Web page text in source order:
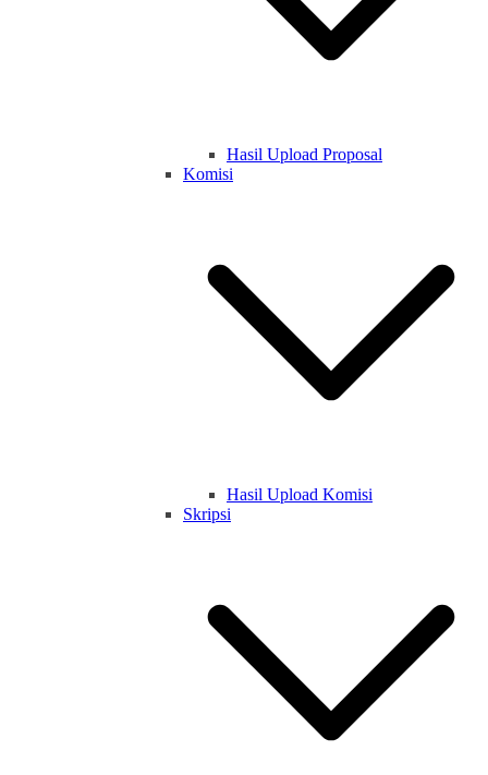
Hasil Upload Proposal
Komisi
Hasil Upload Komisi
Skripsi